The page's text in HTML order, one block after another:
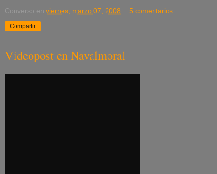
Converso en viernes, marzo 07, 2008 5 comentarios:
Compartir
Videopost en Navalmoral